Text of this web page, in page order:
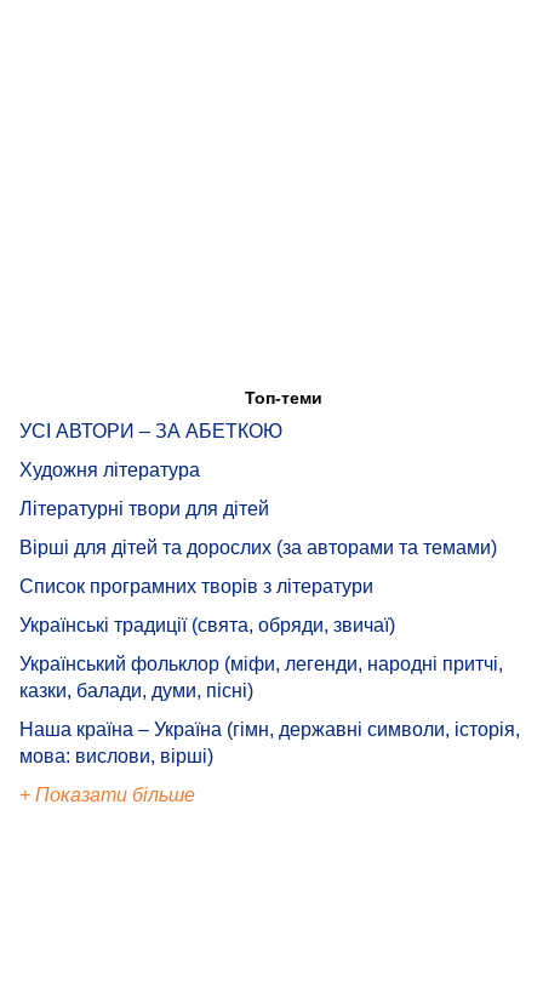
Топ-теми
УСІ АВТОРИ – ЗА АБЕТКОЮ
Художня література
Літературні твори для дітей
Вірші для дітей та дорослих (за авторами та темами)
Список програмних творів з літератури
Українські традиції (свята, обряди, звичаї)
Український фольклор (міфи, легенди, народні притчі,
казки, балади, думи, пісні)
Наша країна – Україна (гімн, державні символи, історія,
мова: вислови, вірші)
+ Показати більше